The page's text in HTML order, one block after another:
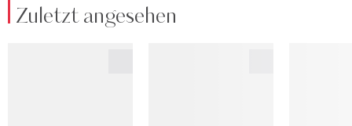
Zuletzt angesehen